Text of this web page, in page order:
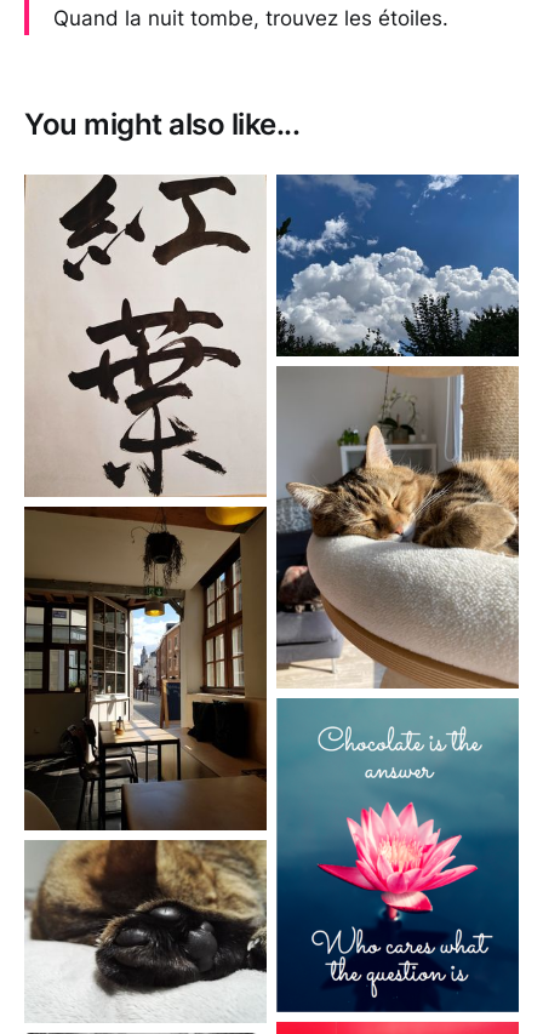
Quand la nuit tombe, trouvez les étoiles.
You might also like...